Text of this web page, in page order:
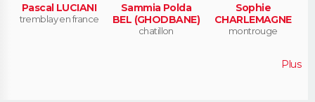
Pascal LUCIANI
tremblay en france
Sammia Polda
BEL (GHODBANE)
chatillon
Sophie
CHARLEMAGNE
montrouge
Plus